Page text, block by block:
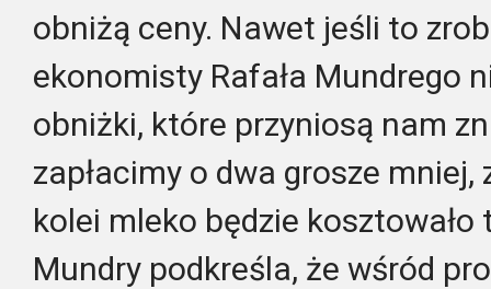
obniżą ceny. Nawet jeśli to
ekonomisty Rafała Mundrego
obniżki, które przyniosą nam
zapłacimy o dwa grosze mniej,
kolei mleko będzie kosztowało
Mundry podkreśla, że wśród